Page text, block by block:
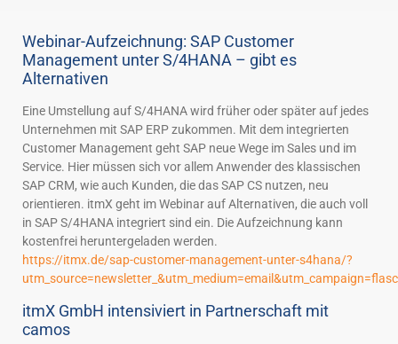
Webinar-Aufzeichnung: SAP Customer
Management unter S/4HANA – gibt es
Alternativen
Eine Umstellung auf S/4HANA wird früher oder später auf jedes
Unternehmen mit SAP ERP zukommen. Mit dem integrierten
Customer Management geht SAP neue Wege im Sales und im
Service. Hier müssen sich vor allem Anwender des klassischen
SAP CRM, wie auch Kunden, die das SAP CS nutzen, neu
orientieren. itmX geht im Webinar auf Alternativen, die auch voll
in SAP S/4HANA integriert sind ein. Die Aufzeichnung kann
kostenfrei heruntergeladen werden.
https://itmx.de/sap-customer-management-unter-s4hana/?
itmX GmbH intensiviert in Partnerschaft mit
camos